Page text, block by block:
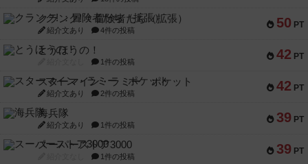
50 PT
クランク! ：冒険者たち（拡張）
紹介文あり 4件の投稿
42 PT
とうほうの！
1件の投稿
42 PT
スターマイン・ラミー ポケット
紹介文あり 2件の投稿
39 PT
海兵隊
紹介文あり 1件の投稿
39 PT
スーパーストア3000
1件の投稿